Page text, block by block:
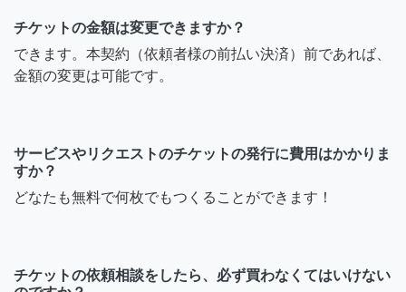
チケットの金額は変更できますか？
できます。本契約（依頼者様の前払い決済）前であれば、
金額の変更は可能です。
サービスやリクエストのチケットの発行に費用はかかりま
すか？
どなたも無料で何枚でもつくることができます！
チケットの依頼相談をしたら、必ず買わなくてはいけない